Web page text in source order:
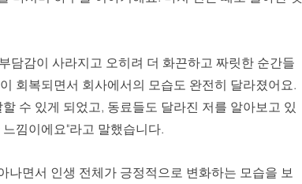
담감이 사라지고 오히려 더 화끈하고 짜릿한 순간들
회복되면서 회사에서의 모습도 완전히 달라졌어요.
수 있게 되었고, 동료들도 달라진 저를 알아보고 있
낌이에요"라고 말했습니다.
면서 인생 전체가 긍정적으로 변화하는 모습을 보